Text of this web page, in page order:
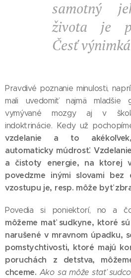
samotný
života je
Česť
Pravdivé poznanie minulosti,
mali uvedomiť najmä mladšie
vymývané mozgy aj v
indoktrinácie. Kedy už
vzdelanie a to
automaticky múdrosť.
a čistoty energie, na ktorej
povedzme inými slovami bez
vzostupu je, resp. môže byť
Povedia si poniektorí, no a
môžeme mať sudkyne, ktoré
narušené v mravnom úpadku,
pomstychtivosti, ktoré majú
poruchách z detstva,
chceme. Ako sa môže stať